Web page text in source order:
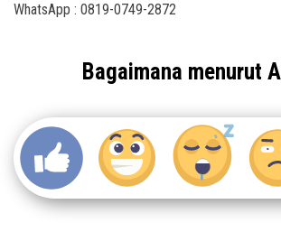
WhatsApp : 0819-0749-2872
Bagaimana menurut